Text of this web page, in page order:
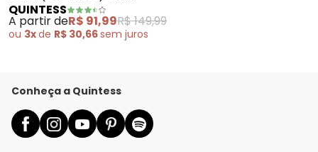
Tecido Laise
QUINTESS
A partir deR$ 91,99R$ 149,99
ou 3xde R$ 30,66sem juros
Conheça a Quintess